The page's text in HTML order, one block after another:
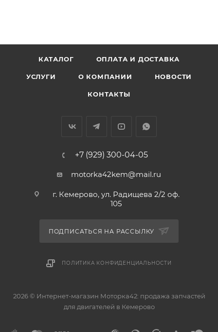
КАТАЛОГ ОПЛАТА И ДОСТАВКА
УСЛУГИ О КОМПАНИИ НОВОСТИ
КОНТАКТЫ
+7 (929) 300-04-05
motorka42kem@mail.ru
г. Кемерово, ул. Радищева 2/2 оф.
105
ПОДПИСАТЬСЯ НА РАССЫЛКУ
ПОЛИТИКА КОНФИДЕНЦИАЛЬНОСТИ
2026 © Интернет-магазин Моторка42: продажа запчастей
для двигателей в Кемерово